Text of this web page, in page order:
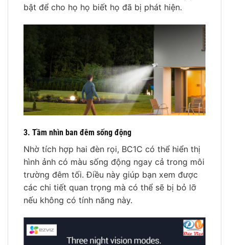
bật để cho họ họ biết họ đã bị phát hiện.
3. Tầm nhìn ban đêm sống động
Nhờ tích hợp hai đèn rọi, BC1C có thể hiển thị
hình ảnh có màu sống động ngay cả trong môi
trường đêm tối. Điều này giúp bạn xem được
các chi tiết quan trọng mà có thể sẽ bị bỏ lỡ
nếu không có tính năng này.